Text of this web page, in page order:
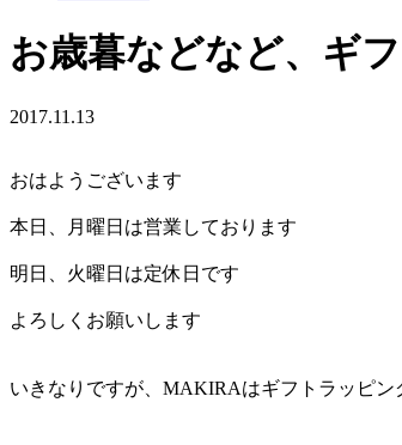
お歳暮などなど、ギ
2017.11.13
おはようございます
本日、月曜日は営業しております
明日、火曜日は定休日です
よろしくお願いします
いきなりですが、MAKIRAはギフトラッピン